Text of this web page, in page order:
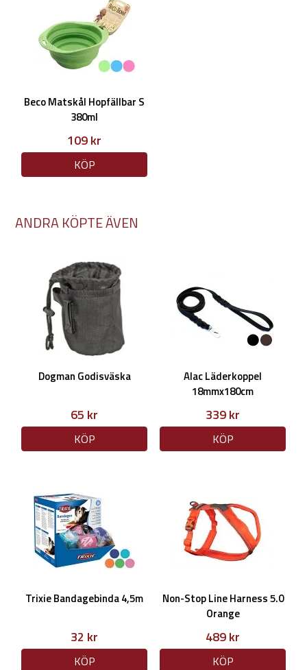
Beco Matskål Hopfällbar S
380ml
109 kr
KÖP
ANDRA KÖPTE ÄVEN
Dogman Godisväska
65 kr
KÖP
Alac Läderkoppel
18mmx180cm
339 kr
KÖP
Trixie Bandagebinda 4,5m
32 kr
KÖP
Non-Stop Line Harness 5.0
Orange
489 kr
KÖP